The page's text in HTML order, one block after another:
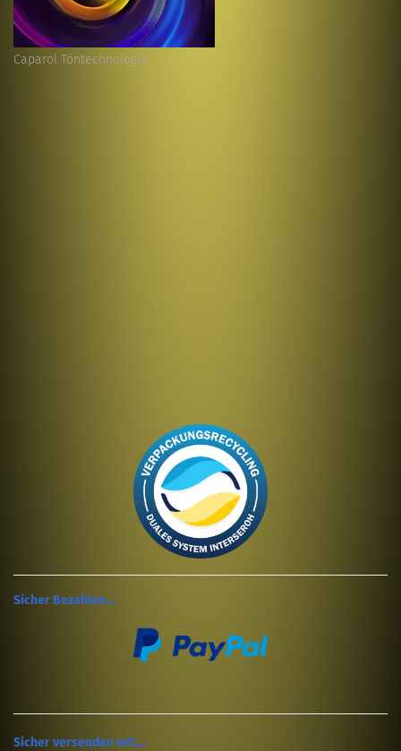
Caparol Töntechnologie
Sicher Bezahlen....
Sicher versenden mit....